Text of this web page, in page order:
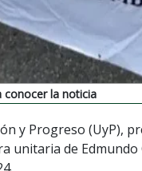
conocer la noticia
y Progreso (UyP),
unitaria de